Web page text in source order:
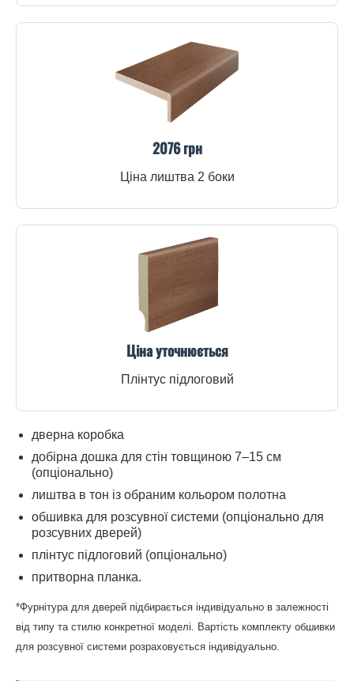
2076 грн
Ціна лиштва 2 боки
Ціна уточнюється
Плінтус підлоговий
дверна коробка
добірна дошка для стін товщиною 7–15 см
(опціонально)
лиштва в тон із обраним кольором полотна
обшивка для розсувної системи (опціонально для
розсувних дверей)
плінтус підлоговий (опціонально)
притворна планка.
*Фурнітура для дверей підбирається індивідуально в залежності
від типу та стилю конкретної моделі. Вартість комплекту обшивки
для розсувної системи розраховується індивідуально.